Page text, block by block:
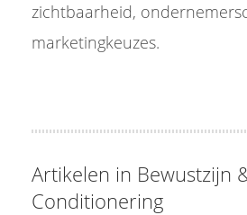
zichtbaarheid,
marketingkeuzes.
Artikelen in Bewustzijn
Conditionering